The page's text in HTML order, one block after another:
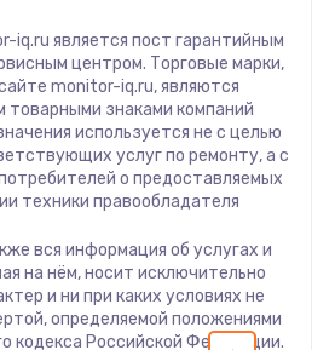
видеочипа
руб.
руб.
iq.ru является пост гарантийным
центром. Торговые марки,
monitor-iq.ru, являются
товарными знаками компаний
используется не с целью
услуг по ремонту, а с
о предоставляемых
техники правообладателя
вся информация об услугах и
на нём, носит исключительно
и ни при каких условиях не
определяемой положениями
кодекса Российской Федерации.